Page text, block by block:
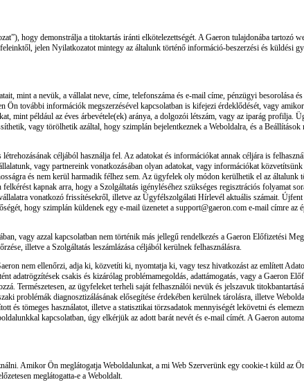
hogy demonstrálja a titoktartás iránti elkötelezettségét. A Gaeron tulajdonába tartozó
jelen Nyilatkozatot mintegy az általunk történő információ-beszerzési és küldési
mint a nevük, a vállalat neve, címe, telefonszáma és e-mail címe, pénzügyi besorolása
további információk megszerzésével kapcsolatban is kifejezi érdeklődését, vagy
mint például az éves árbevétele(ek) aránya, a dolgozói létszám, vagy az iparág profilja.
vagy törölhetik azáltal, hogy szimplán bejelentkeznek a Weboldalra, és a
céljából használja fel. Az adatokat és információkat annak céljára is
vagy partnereink vonatkozásában olyan adatokat, vagy információkat
és nem kerül harmadik félhez sem. Az ügyfelek oly módon kerülhetik el az általunk
kapnak arra, hogy a Szolgáltatás igényléséhez szükséges regisztrációs folyamat
vonatkozó frissítésekről, illetve az Ügyfélszolgálati Hírlevél aktuális számait.
hogy szimplán küldenek egy e-mail üzenetet a support@gaeron.com e-mail címre az
vagy azzal kapcsolatban nem történik más jellegű rendelkezés a Gaeron Előfizetési
illetve a Szolgáltatás leszámlázása céljából kerülnek felhasználásra.
nem ellenőrzi, adja ki, közvetíti ki, nyomtatja ki, vagy tesz hivatkozást az említett
csakis és kizárólag problémamegoldás, adattámogatás, vagy a Gaeron
Természetesen, az ügyfeleket terheli saját felhasználói nevük és jelszavuk
problémák diagnosztizálásának elősegítése érdekében kerülnek tárolásra, illetve
és tömeges használatot, illetve a statisztikai törzsadatok mennyiségét lekövetni és
kapcsolatban, úgy elkérjük az adott barát nevét és e-mail címét. A Gaeron
Amikor Ön meglátogatja Weboldalunkat, a mi Web Szerverünk egy cookie-t küld az
meglátogatta-e a Weboldalt.